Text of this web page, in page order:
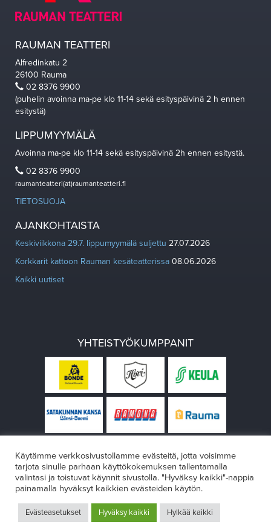
RAUMAN TEATTERI
Alfredinkatu 2
26100 Rauma
02 8376 9900
(puhelin avoinna ma-pe klo 11-14 sekä esityspäivinä 2 h ennen
esitystä)
LIPPUMYYMÄLÄ
Avoinna ma-pe klo 11-14 sekä esityspäivinä 2h ennen esitystä.
02 8376 9900
raumanteatteri(at)raumanteatteri.fi
TIETOSUOJA
AJANKOHTAISTA
Keskiviikkona 29.7. lippumyymälä suljettu 27.07.2026
Korkkarit kattoon Rauman kesäteatterissa 08.06.2026
Kaikki uutiset
YHTEISTYÖKUMPPANIT
Design:VÄRIKÄS
Käytämme verkkosivustollamme evästeitä, jotta voisimme
tarjota sinulle parhaan käyttökokemuksen tallentamalla
valintasi ja toistuvat käynnit sivustolla. "Hyväksy kaikki"-nappia
painamalla hyväksyt kaikkien evästeiden käytön.
Evästeasetukset Hyväksy kaikki Hylkää kaikki